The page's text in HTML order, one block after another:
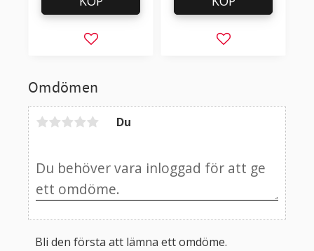
Omdömen
Du
Bli den första att lämna ett omdöme.
Lägg till i favoriter Lägg till i